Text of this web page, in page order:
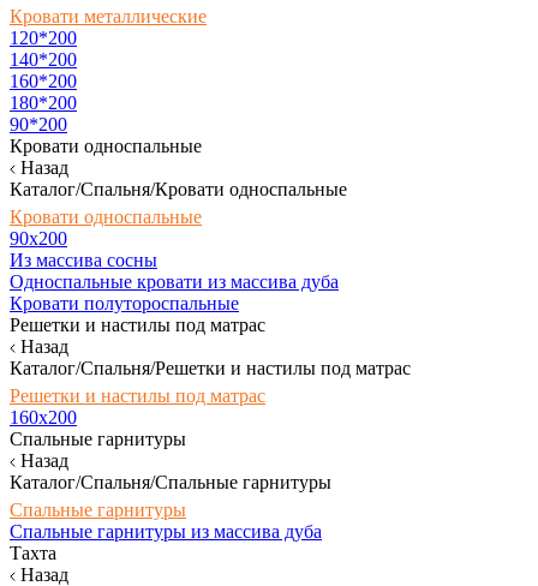
Кровати металлические
120*200
140*200
160*200
180*200
90*200
Кровати односпальные
Назад
Каталог/Спальня/Кровати односпальные
Кровати односпальные
90х200
Из массива сосны
Односпальные кровати из массива дуба
Кровати полутороспальные
Решетки и настилы под матрас
Назад
Каталог/Спальня/Решетки и настилы под матрас
Решетки и настилы под матрас
160х200
Спальные гарнитуры
Назад
Каталог/Спальня/Спальные гарнитуры
Спальные гарнитуры
Спальные гарнитуры из массива дуба
Тахта
Назад